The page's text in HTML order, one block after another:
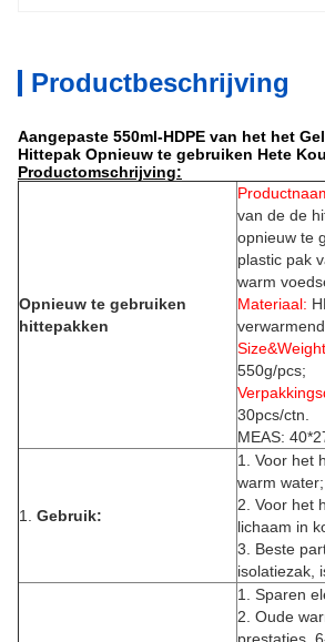
Productbeschrijving
Aangepaste 550ml-HDPE van het het
Hittepak Opnieuw te gebruiken Hete
Productomschrijving:
Opnieuw te gebruiken
hittepakken
van de de
opnieuw te
plastic pak
warm
Materiaal:
550g/pcs;
30pcs/ctn.
MEAS:
1. Gebruik:
1. Voor het
warm water;
2. Voor het
lichaam in
3. Beste
isolatiezak,
1. Sparen
2. Oude